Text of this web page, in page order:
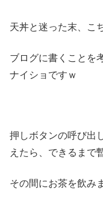
天丼と迷った末、こ
ブログに書くことを
ナイショですｗ
押しボタンの呼び出
えたら、できるまで
その間にお茶を飲み